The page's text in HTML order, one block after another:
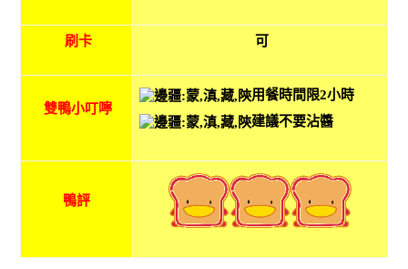
刷卡 可
雙鴨小叮嚀
用餐時間限2小時
建議不要沾醬
鴨評